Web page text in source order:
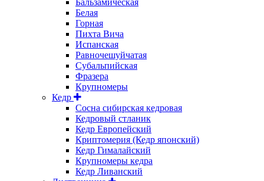
Белая
Горная
Пихта Вича
Испанская
Равночешуйчатая
Субальпийская
Фразера
Крупномеры
Кедр
Сосна сибирская кедровая
Кедровый стланик
Кедр Европейский
Криптомерия (Кедр японский)
Кедр Гималайский
Крупномеры кедра
Кедр Ливанский